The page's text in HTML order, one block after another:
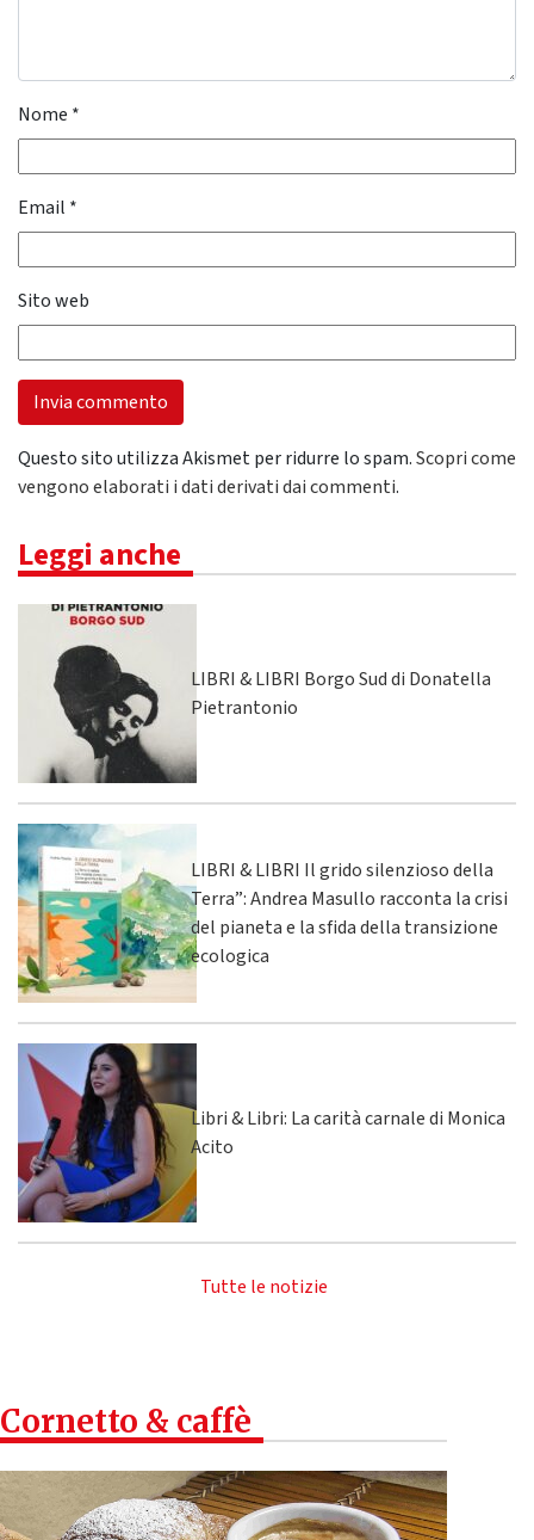
Nome *
Email *
Sito web
Questo sito utilizza Akismet per ridurre lo spam.Scopri come
vengono elaborati i dati derivati dai commenti.
Leggi anche
LIBRI & LIBRI Borgo Sud di Donatella
Pietrantonio
LIBRI & LIBRI Il grido silenzioso della
Terra”: Andrea Masullo racconta la crisi
del pianeta e la sfida della transizione
ecologica
Libri & Libri: La carità carnale di Monica
Acito
Tutte le notizie
Cornetto & caffè